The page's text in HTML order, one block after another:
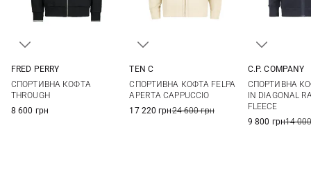
XXL
FRED PERRY
CПОРТИВНА КОФТА
THROUGH
8 600 грн
TEN C
СПОРТИВНА КОФТА FELPA
APERTA CAPPUCCIO
17 220 грн24 600 грн
XXL
C.P. COMPANY
СПОРТИВНА
IN DIAGONAL
FLEECE
9 800 грн14